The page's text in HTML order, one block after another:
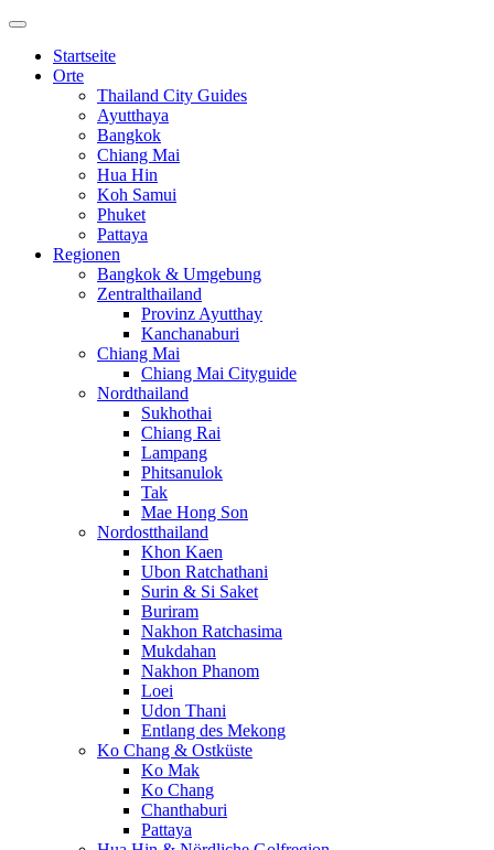
Startseite
Orte
Thailand City Guides
Ayutthaya
Bangkok
Chiang Mai
Hua Hin
Koh Samui
Phuket
Pattaya
Regionen
Bangkok & Umgebung
Zentralthailand
Provinz Ayutthay
Kanchanaburi
Chiang Mai
Chiang Mai Cityguide
Nordthailand
Sukhothai
Chiang Rai
Lampang
Phitsanulok
Tak
Mae Hong Son
Nordostthailand
Khon Kaen
Ubon Ratchathani
Surin & Si Saket
Buriram
Nakhon Ratchasima
Mukdahan
Nakhon Phanom
Loei
Udon Thani
Entlang des Mekong
Ko Chang & Ostküste
Ko Mak
Ko Chang
Chanthaburi
Pattaya